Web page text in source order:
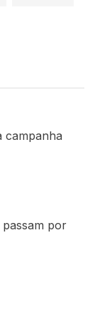
campanha
por